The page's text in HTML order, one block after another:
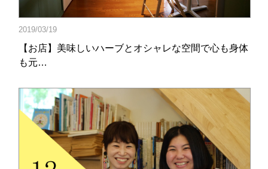
2019/03/19
【お店】美味しいハーブとオシャレな空間で心も身体
も元…